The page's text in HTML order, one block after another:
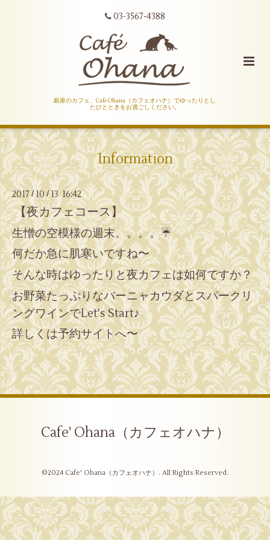
03-3567-4388
銀座のカフェ、Cafe Ohana（カフェオハナ）でゆったりとし
たひとときをお過ごしください。
Information
2017/10 /13 16:42
【夜カフェコース】
生憎の空模様の週末。。。。☔️
何だか急に肌寒いですね〜
そんな時はゆったりと夜カフェは如何ですか？
お野菜たっぷりなバーニャカウダとスパークリ
ングワインでLet's Start♪
詳しくは予約サイトへ〜
Cafe' Ohana（カフェオハナ）
©2024 Cafe' Ohana（カフェオハナ） . All Rights Reserved.